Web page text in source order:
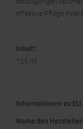
effektive Pflege ihrer
Inhalt:
125 ml
Informationen zu
Name des